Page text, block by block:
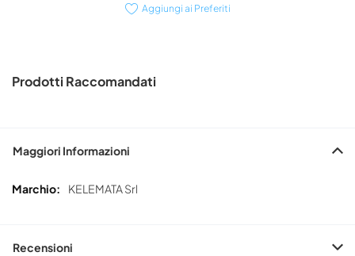
Aggiungi ai Preferiti
Prodotti Raccomandati
Maggiori Informazioni
Maggiori
KELEMATA Srl
Recensioni